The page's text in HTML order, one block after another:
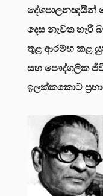
දේශපාලනඥයින්
දෙස නැවත හැරී
තුළ ආරම්භ කළ
සහ පෞද්ගලික
ඉලක්කකොට